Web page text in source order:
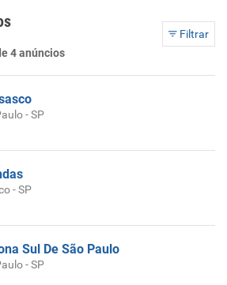
Filtrar
4 anúncios
- SP
- SP
Sul De São Paulo
- SP